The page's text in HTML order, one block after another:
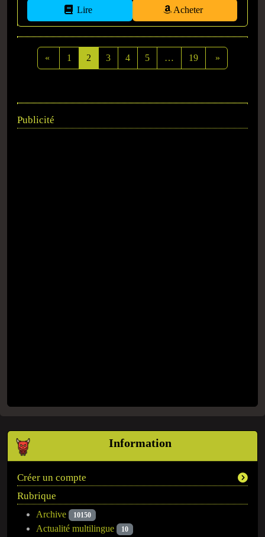
Information
Créer un compte
Rubrique
Archive 10150
Actualité multilingue 10
Lire Acheter
« 1 2 3 4 5 … 19 »
Publicité